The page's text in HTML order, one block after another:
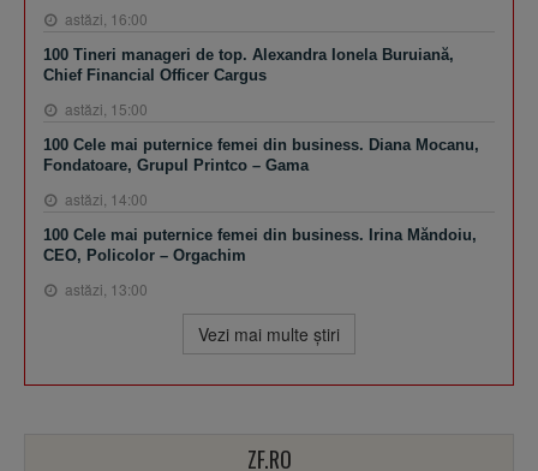
astăzi, 16:00
100 Tineri manageri de top. Alexandra Ionela Buruiană,
Chief Financial Officer Cargus
astăzi, 15:00
100 Cele mai puternice femei din business. Diana Mocanu,
Fondatoare, Grupul Printco – Gama
astăzi, 14:00
100 Cele mai puternice femei din business. Irina Măndoiu,
CEO, Policolor – Orgachim
astăzi, 13:00
Vezi mai multe ştiri
ZF.RO